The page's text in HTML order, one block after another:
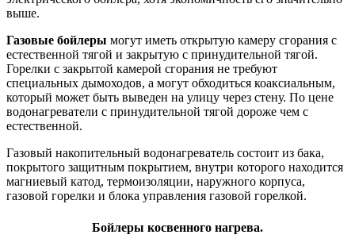
выше.
Газовые бойлеры могут иметь открытую камеру сгорания с
естественной тягой и закрытую с принудительной тягой.
Горелки с закрытой камерой сгорания не требуют
специальных дымоходов, а могут обходиться коаксиальным,
который может быть выведен на улицу через стену. По цене
водонагреватели с принудительной тягой дороже чем с
естественной.
Газовый накопительный водонагреватель состоит из бака,
покрытого защитным покрытием, внутри которого находится
магниевый катод, термоизоляции, наружного корпуса,
газовой горелки и блока управления газовой горелкой.
Бойлеры косвенного нагрева.